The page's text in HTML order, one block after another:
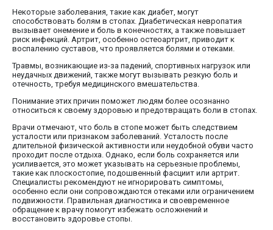
Некоторые заболевания, такие как диабет, могут
способствовать болям в стопах. Диабетическая невропатия
вызывает онемение и боль в конечностях, а также повышает
риск инфекций. Артрит, особенно остеоартрит, приводит к
воспалению суставов, что проявляется болями и отеками.
Травмы, возникающие из-за падений, спортивных нагрузок или
неудачных движений, также могут вызывать резкую боль и
отечность, требуя медицинского вмешательства.
Понимание этих причин поможет людям более осознанно
относиться к своему здоровью и предотвращать боли в стопах.
Врачи отмечают, что боль в стопе может быть следствием
усталости или признаком заболеваний. Усталость после
длительной физической активности или неудобной обуви часто
проходит после отдыха. Однако, если боль сохраняется или
усиливается, это может указывать на серьезные проблемы,
такие как плоскостопие, подошвенный фасциит или артрит.
Специалисты рекомендуют не игнорировать симптомы,
особенно если они сопровождаются отеками или ограничением
подвижности. Правильная диагностика и своевременное
обращение к врачу помогут избежать осложнений и
восстановить здоровье стопы.